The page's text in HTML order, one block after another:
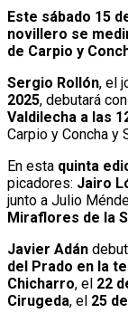
Este sábado 15
novillero se
de Carpio y
Sergio Rollón, el
2025, debutará
Valdilecha a las
Carpio y Concha y
En esta quinta
picadores: Jairo
junto a Julio
Miraflores de la
Javier Adán
del Prado en la
Chicharro, el 22
Cirugeda, el 25